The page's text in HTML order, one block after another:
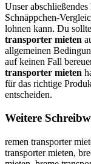
Unser
Schnäppchen-
lohnen kann. Du
transporter mieten
allgemeinen
auf keinen Fall
transporter mieten
für das richtige
entscheiden.
Weitere
remen transporter mieten, bemen transporter mieten, brmen transporter mieten, breen transporter mieten, bremn transporter mieten, breme transporter mieten, bremen transporter mieten, bremen ransporter mieten, bremen tansporter mieten, bremen trnsporter mieten, bremen trasporter mieten, bremen tranporter mieten, bremen transorter mieten, bremen transprter mieten, bremen transpoter mieten, bremen transporer mieten, bremen transportr mieten, bremen transporte mieten, bremen transporter ieten, bremen transporter meten, bremen transporter miten, bremen transporter mieen, bremen transporter mietn, bremen transporter miete, bbremen transporter mieten, brremen transporter mieten, breemen transporter mieten, bremmen transporter mieten, bremeen transporter mieten, bremenn transporter mieten, bremen ttransporter mieten, bremen trransporter mieten, bremen traansporter mieten, bremen trannsporter mieten, bremen transsporter mieten, bremen transpporter mieten, bremen transpoorter mieten, bremen transporrter mieten, bremen transportter mieten, bremen transporteer mieten, bremen transporterr mieten, bremen transporter mmieten, bremen transporter miieten, bremen transporter mieeten, bremen transporter mietten, bremen transporter mieteen, bremen transporter mietenn, rbemen transporter mieten, bermen transporter mieten, brmeen transporter mieten, breemn transporter mieten, bremne transporter mieten, breme ntransporter mieten, brement ransporter mieten, bremen rtansporter mieten, bremen tarnsporter mieten, bremen trnasporter mieten, bremen trasnporter mieten, bremen tranpsorter mieten, bremen transoprter mieten, bremen transproter mieten, bremen transpotrer mieten, bremen transporetr mieten, bremen transportre mieten, bremen transporte rmieten, bremen transporterm ieten, bremen transporter imeten, bremen transporter meiten, bremen transporter miteen, bremen transporter mieetn, bremen transporter mietne, brementransporter mieten, bremen transportermieten, remen transporter mieten, vremen transporter mieten, fremen transporter mieten, gremen transporter mieten, hremen transporter mieten, nremen transporter mieten, beemen transporter mieten, bdemen transporter mieten, bfemen transporter mieten, bgemen transporter mieten, btemen transporter mieten, b4emen transporter mieten, b5emen transporter mieten, brwmen transporter mieten, brsmen transporter mieten, brdmen transporter mieten, brfmen transporter mieten, brrmen transporter mieten, br3men transporter mieten, br4men transporter mieten, bre en transporter mieten, brenen transporter mieten, brehen transporter mieten, brejen transporter mieten, breken transporter mieten, brelen transporter mieten, bremwn transporter mieten, bremsn transporter mieten, bremdn transporter mieten, bremfn transporter mieten, bremrn transporter mieten, brem3n transporter mieten, brem4n transporter mieten, breme transporter mieten, bremeb transporter mieten, bremeg transporter mieten, bremeh transporter mieten, bremej transporter mieten, bremem transporter mieten, bremen rransporter mieten, bremen fransporter mieten, bremen gransporter mieten, bremen hransporter mieten, bremen yransporter mieten, bremen 5ransporter mieten, bremen 6ransporter mieten, bremen teansporter mieten, bremen tdansporter mieten, bremen tfansporter mieten, bremen tgansporter mieten, bremen ttansporter mieten, bremen t4ansporter mieten, bremen t5ansporter mieten, bremen trqnsporter mieten, bremen trwnsporter mieten, bremen trznsporter mieten, bremen trxnsporter mieten, bremen tra sporter mieten, bremen trabsporter mieten, bremen tragsporter mieten, bremen trahsporter mieten, bremen trajsporter mieten, bremen tramsporter mieten, bremen